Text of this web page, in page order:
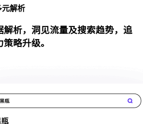
元解析
解析，洞见流量及搜索趋势，追
略升级。